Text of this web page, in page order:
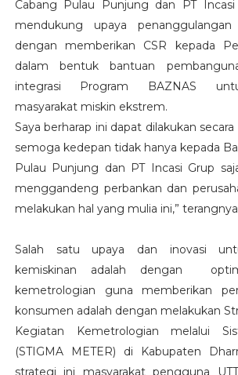
Cabang Pulau Punjung dan PT
mendukung upaya
dengan memberikan CSR kepada
dalam bentuk bantuan
integrasi Program BAZNAS
masyarakat miskin ekstrem.
Saya berharap ini dapat dilakukan
semoga kedepan tidak hanya kepada
Pulau Punjung dan PT Incasi Grup
menggandeng perbankan dan
melakukan hal yang mulia ini,”
Salah satu upaya dan inovasi
kemiskinan adalah dengan
kemetrologian guna memberikan
konsumen adalah dengan melakukan
Kegiatan Kemetrologian melalui
(STIGMA METER) di Kabupaten
strategi ini masyarakat pengguna